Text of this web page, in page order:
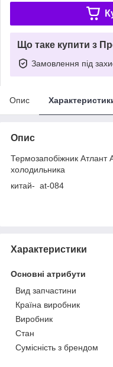
Що таке купити з
Замовлення під
Опис
Опис
Термозапобіжник Атлант
холодильника
китай- at-084
Характеристики
Основні атрибути
Вид запчастини
Країна виробник
Виробник
Стан
Сумісність з брендом